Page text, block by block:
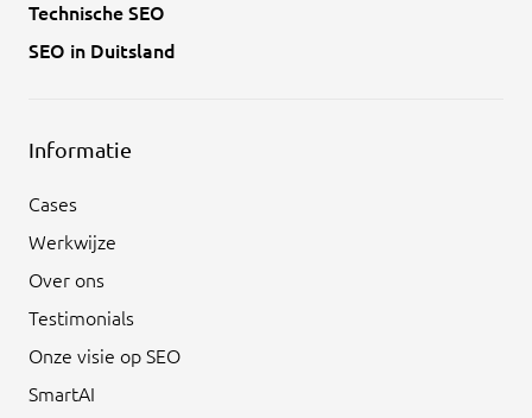
Technische SEO
SEO in Duitsland
Informatie
Cases
Werkwijze
Over ons
Testimonials
Onze visie op SEO
SmartAI